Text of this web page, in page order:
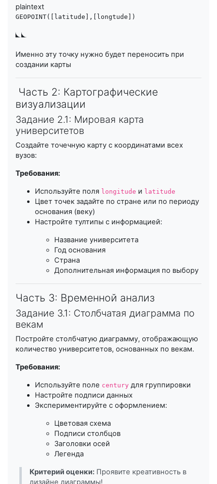
plaintext
GEOPOINT([latitude],[longtude])
Именно эту точку нужно будет переносить при
создании карты
Часть 2: Картографические
визуализации
Задание 2.1: Мировая карта
университетов
Создайте точечную карту с координатами всех
вузов:
Требования:
Используйте поля longitude и latitude
Цвет точек задайте по стране или по периоду
основания (веку)
Настройте тултипы с информацией:
Название университета
Год основания
Страна
Дополнительная информация по выбору
Часть 3: Временной анализ
Задание 3.1: Столбчатая диаграмма по
векам
Постройте столбчатую диаграмму, отображающую
количество университетов, основанных по векам.
Требования:
Используйте поле century для группировки
Настройте подписи данных
Экспериментируйте с оформлением:
Цветовая схема
Подписи столбцов
Заголовки осей
Легенда
Критерий оценки: Проявите креативность в
дизайне диаграммы!